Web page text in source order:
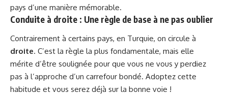
pays d’une manière mémorable.
Conduite à droite : Une règle de base à ne pas oublier
Contrairement à certains pays, en Turquie, on circule à
droite. C’est la règle la plus fondamentale, mais elle
mérite d’être soulignée pour que vous ne vous y perdiez
pas à l’approche d’un carrefour bondé. Adoptez cette
habitude et vous serez déjà sur la bonne voie !